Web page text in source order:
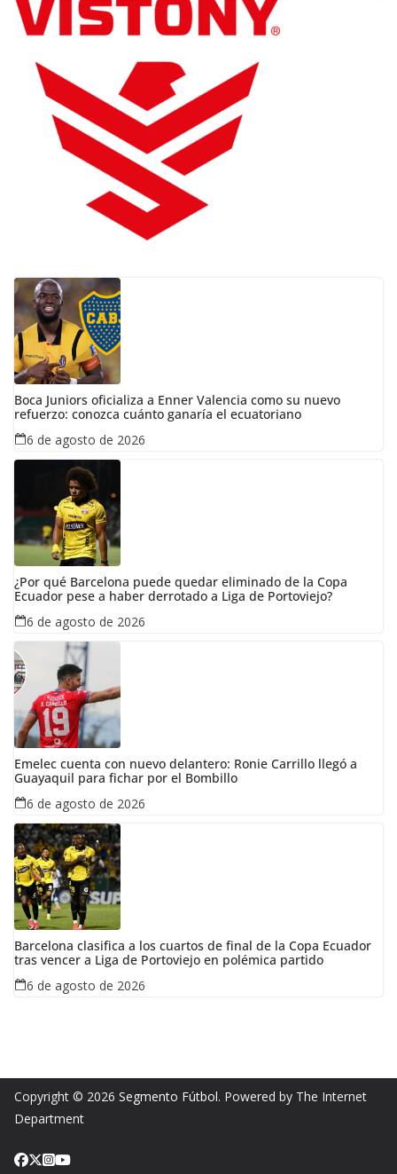
Boca Juniors oficializa a Enner Valencia como su nuevo
refuerzo: conozca cuánto ganaría el ecuatoriano
6 de agosto de 2026
¿Por qué Barcelona puede quedar eliminado de la Copa
Ecuador pese a haber derrotado a Liga de Portoviejo?
6 de agosto de 2026
Emelec cuenta con nuevo delantero: Ronie Carrillo llegó a
Guayaquil para fichar por el Bombillo
6 de agosto de 2026
Barcelona clasifica a los cuartos de final de la Copa Ecuador
tras vencer a Liga de Portoviejo en polémica partido
6 de agosto de 2026
Copyright © 2026 Segmento Fútbol. Powered by The Internet
Department